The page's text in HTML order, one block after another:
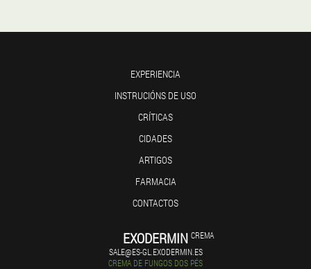
EXPERIENCIA
INSTRUCIÓNS DE USO
CRÍTICAS
CIDADES
ARTIGOS
FARMACIA
CONTACTOS
EXODERMIN CREMA
SALE@ES-GL.EXODERMIN.ES
CREMA DE FUNGOS DOS PÉS